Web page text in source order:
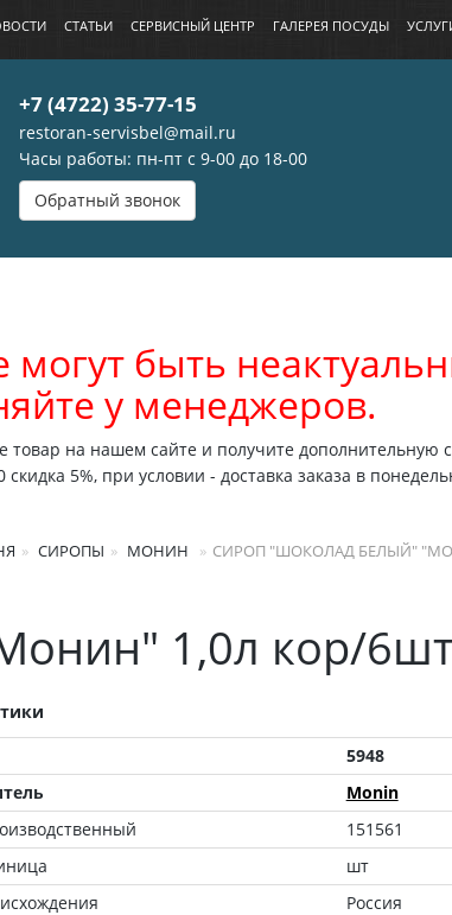
СТАТЬИ СЕРВИСНЫЙ ЦЕНТР ГАЛЕРЕЯ ПОСУДЫ
+7 (4722) 35-77-15
restoran-servisbel@mail.ru
Часы работы: пн-пт с 9-00 до 18-00
Обратный звонок
могут быть
у менеджеров.
на нашем сайте и получите дополнительную
5%, при условии - доставка заказа в
СИРОПЫ МОНИН СИРОП "ШОКОЛАД БЕЛЫЙ"
1,0л кор/6шт
5948
Monin
151561
шт
Россия